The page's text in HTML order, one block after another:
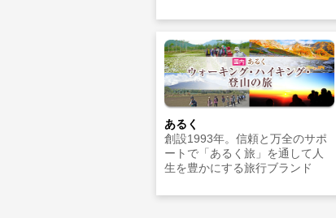
あるく
創設1993年。信頼と万全のサポ
ートで「あるく旅」を通して人
生を豊かにする旅行ブランド